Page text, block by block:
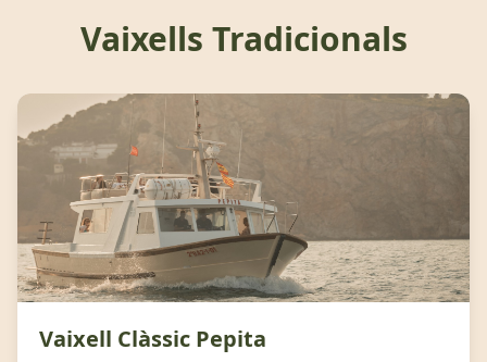
Vaixells Tradicionals
Vaixell Clàssic Pepita